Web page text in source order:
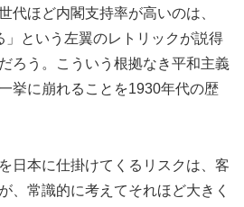
代ほど内閣支持率が高いのは、
」という左翼のレトリックが説得
ろう。こういう根拠なき平和主義
挙に崩れることを1930年代の歴
日本に仕掛けてくるリスクは、客
、常識的に考えてそれほど大きく